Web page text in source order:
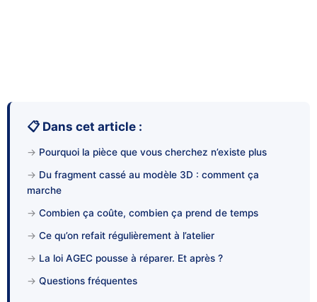
📋 Dans cet article :
→ Pourquoi la pièce que vous cherchez n’existe plus
→ Du fragment cassé au modèle 3D : comment ça
marche
→ Combien ça coûte, combien ça prend de temps
→ Ce qu’on refait régulièrement à l’atelier
→ La loi AGEC pousse à réparer. Et après ?
→ Questions fréquentes